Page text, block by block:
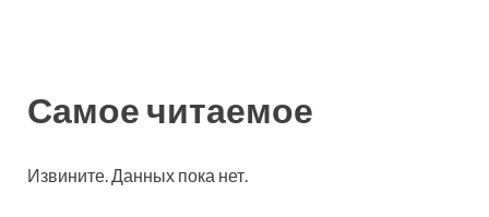
Самое читаемое
Извините. Данных пока нет.